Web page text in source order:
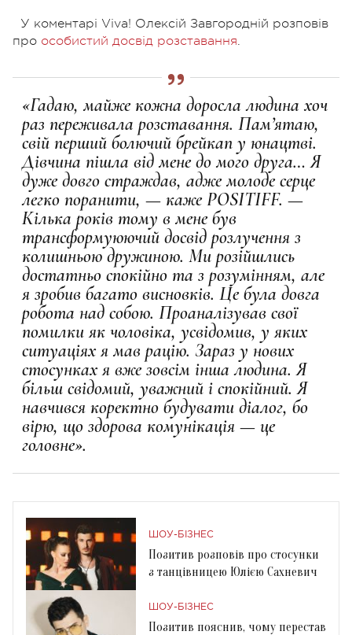
У коментарі Viva! Олексій Завгородній розповів
про особистий досвід розставання.
«Гадаю, майже кожна доросла людина хоч
раз переживала розставання. Памʼятаю,
свій перший болючий брейкап у юнацтві.
Дівчина пішла від мене до мого друга… Я
дуже довго страждав, адже молоде серце
легко поранити, — каже POSITIFF. —
Кілька років тому в мене був
трансформуюючий досвід розлучення з
колишньою дружиною. Ми розійшлись
достатньо спокійно та з розумінням, але
я зробив багато висновків. Це була довга
робота над собою. Проаналізував свої
помилки як чоловіка, усвідомив, у яких
ситуаціях я мав рацію. Зараз у нових
стосунках я вже зовсім інша людина. Я
більш свідомий, уважний і спокійний. Я
навчився коректно будувати діалог, бо
вірю, що здорова комунікація — це
головне».
ШОУ-БІЗНЕС
Позитив розповів про стосунки
з танцівницею Юлією Сахневич
ШОУ-БІЗНЕС
Позитив пояснив, чому перестав